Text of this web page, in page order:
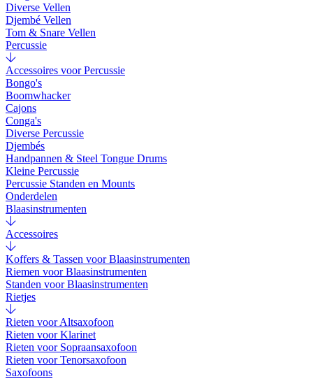
Diverse Vellen
Djembé Vellen
Tom & Snare Vellen
Percussie
Accessoires voor Percussie
Bongo's
Boomwhacker
Cajons
Conga's
Diverse Percussie
Djembés
Handpannen & Steel Tongue Drums
Kleine Percussie
Percussie Standen en Mounts
Onderdelen
Blaasinstrumenten
Accessoires
Koffers & Tassen voor Blaasinstrumenten
Riemen voor Blaasinstrumenten
Standen voor Blaasinstrumenten
Rietjes
Rieten voor Altsaxofoon
Rieten voor Klarinet
Rieten voor Sopraansaxofoon
Rieten voor Tenorsaxofoon
Saxofoons